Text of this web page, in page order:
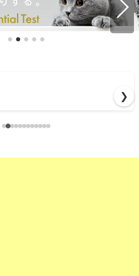
の大きなメリッ
❯